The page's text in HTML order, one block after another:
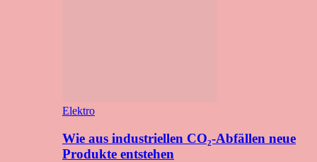
Elektro
Wie aus industriellen CO₂-Abfällen neue
Produkte entstehen